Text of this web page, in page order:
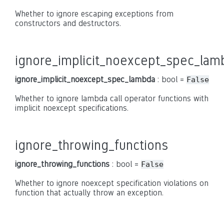
Whether to ignore escaping exceptions from
constructors and destructors.
ignore_implicit_noexcept_spec_lambda : bool = False
Whether to ignore lambda call operator functions with
implicit noexcept specifications.
ignore_throwing_functions
ignore_throwing_functions : bool = False
Whether to ignore noexcept specification violations on
function that actually throw an exception.